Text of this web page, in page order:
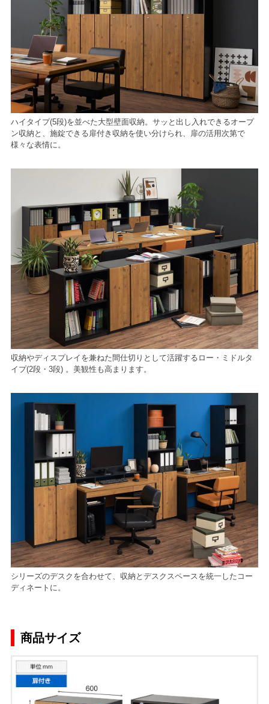
ハイタイプ(5段)を並べた大型壁面収納。サッと出し入れできるオープ
ン収納と、施錠できる扉付き収納を使い分けられ、扉の活用次第で
様々な表情に。
収納やディスプレイを兼ねた間仕切りとして活躍するロー・ミドルタ
イプ(2段・3段) 。美観性も高まります。
シリーズのデスクを合わせて、収納とデスクスペースを統一したコー
ディネートに。
商品サイズ